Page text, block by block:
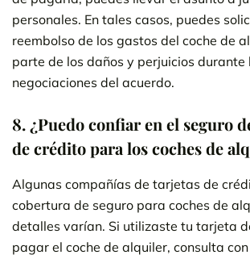
personales. En tales casos, puedes
reembolso de los gastos del coche de
parte de los daños y perjuicios durante
negociaciones del acuerdo.
8. ¿Puedo confiar en el seguro
de crédito para los coches de
Algunas compañías de tarjetas de
cobertura de seguro para coches de
detalles varían. Si utilizaste tu tarjeta
pagar el coche de alquiler, consulta